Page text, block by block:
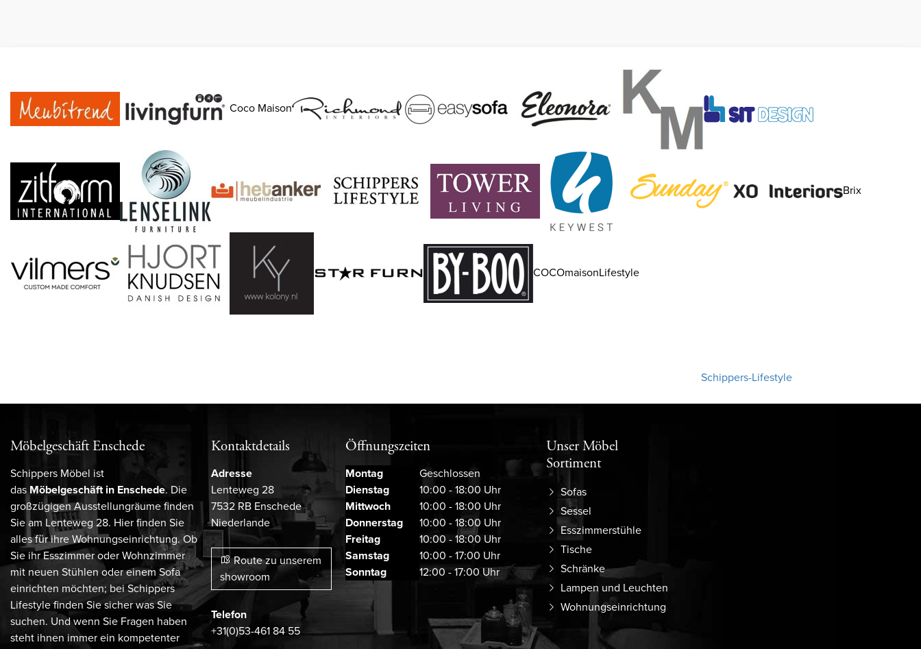
Coco Maison
Brix
COCOmaisonLifestyle
Möbelgeschäft Enschede
Schippers Möbel ist
das Möbelgeschäft in Enschede. Die
großzügigen Ausstellungräume finden
Sie am Lenteweg 28. Hier finden Sie
alles für ihre Wohnungseinrichtung. Ob
Sie ihr Esszimmer oder Wohnzimmer
mit neuen Stühlen oder einem Sofa
einrichten möchten; bei Schippers
Lifestyle finden Sie sicher was Sie
suchen. Und wenn Sie Fragen haben
steht ihnen immer ein kompetenter
Kontaktdetails
Adresse
Lenteweg 28
7532 RB Enschede
Niederlande
Route zu unserem
showroom
Telefon
+31(0)53-461 84 55
Öffnungszeiten
Montag
Geschlossen
Dienstag
10:00 - 18:00 Uhr
Mittwoch
10:00 - 18:00 Uhr
Donnerstag
10:00 - 18:00 Uhr
Freitag
10:00 - 18:00 Uhr
Samstag
10:00 - 17:00 Uhr
Sonntag
12:00 - 17:00 Uhr
Unser Möbel
Sortiment
Sofas
Sessel
Esszimmerstühle
Tische
Schränke
Lampen und Leuchten
Wohnungseinrichtung
Schippers-Lifestyle